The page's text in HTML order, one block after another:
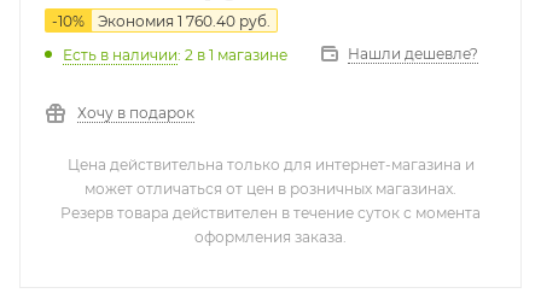
-10% Экономия 1 760.40 руб.
Есть в наличии: 2 в 1 магазине Нашли дешевле?
Хочу в подарок
Цена действительна только для интернет-магазина и
может отличаться от цен в розничных магазинах.
Резерв товара действителен в течение суток с момента
оформления заказа.